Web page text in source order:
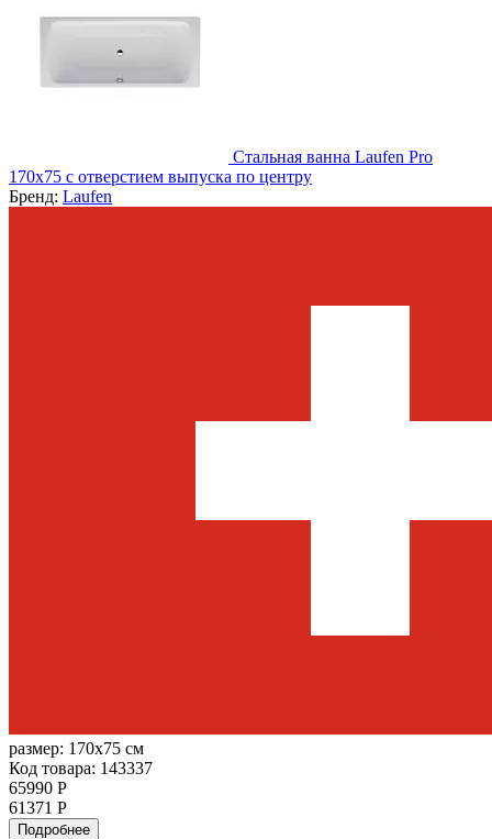
Стальная ванна Laufen Pro
170x75 с отверстием выпуска по центру
Бренд: Laufen
размер: 170x75 см
Код товара: 143337
65990 Р
61371 Р
Подробнее